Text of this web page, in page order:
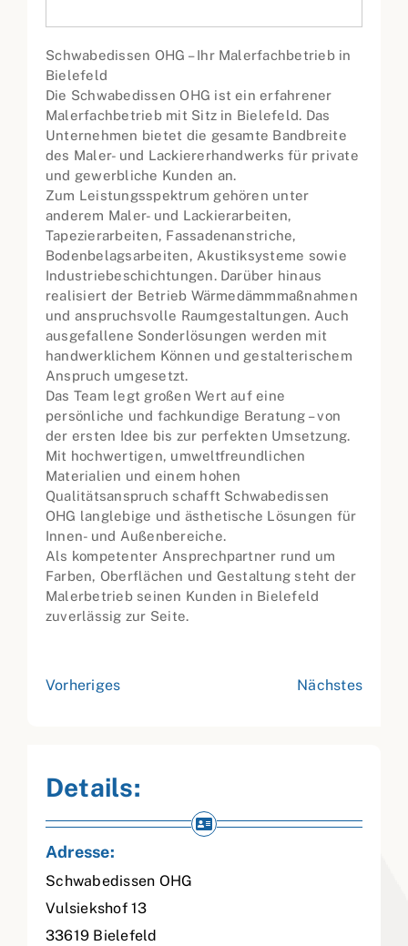
Schwabedissen OHG – Ihr Malerfachbetrieb in
Bielefeld
Die Schwabedissen OHG ist ein erfahrener
Malerfachbetrieb mit Sitz in Bielefeld. Das
Unternehmen bietet die gesamte Bandbreite
des Maler- und Lackiererhandwerks für private
und gewerbliche Kunden an.
Zum Leistungsspektrum gehören unter
anderem Maler- und Lackierarbeiten,
Tapezierarbeiten, Fassadenanstriche,
Bodenbelagsarbeiten, Akustiksysteme sowie
Industriebeschichtungen. Darüber hinaus
realisiert der Betrieb Wärmedämmmaßnahmen
und anspruchsvolle Raumgestaltungen. Auch
ausgefallene Sonderlösungen werden mit
handwerklichem Können und gestalterischem
Anspruch umgesetzt.
Das Team legt großen Wert auf eine
persönliche und fachkundige Beratung – von
der ersten Idee bis zur perfekten Umsetzung.
Mit hochwertigen, umweltfreundlichen
Materialien und einem hohen
Qualitätsanspruch schafft Schwabedissen
OHG langlebige und ästhetische Lösungen für
Innen- und Außenbereiche.
Als kompetenter Ansprechpartner rund um
Farben, Oberflächen und Gestaltung steht der
Malerbetrieb seinen Kunden in Bielefeld
zuverlässig zur Seite.
Vorheriges Nächstes
Details:
Adresse:
Schwabedissen OHG
Vulsiekshof 13
33619 Bielefeld